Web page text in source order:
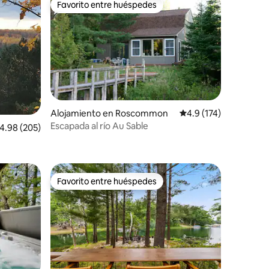
promedio: 4.98 de 5, 205 reseñas
4.98 (205)
Favorito entre huéspedes
Favorito entre huéspedes
Alojamiento en Roscommon Calificación
4.9 (174)
Escapada al río Au Sable
Favorito entre huéspedes
Favorito entre huéspedes